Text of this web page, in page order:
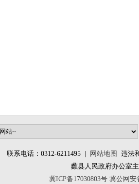
联系电话：0312-6211495 | 网站地图
违法
蠡县人民政府办公
冀ICP备17030803号 冀公网安